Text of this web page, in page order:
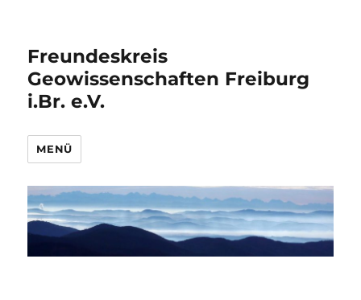
Freundeskreis
Geowissenschaften Freiburg
i.Br. e.V.
MENÜ